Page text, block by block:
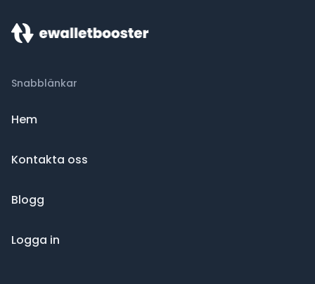
Snabblänkar
Hem
Kontakta oss
Blogg
Logga in